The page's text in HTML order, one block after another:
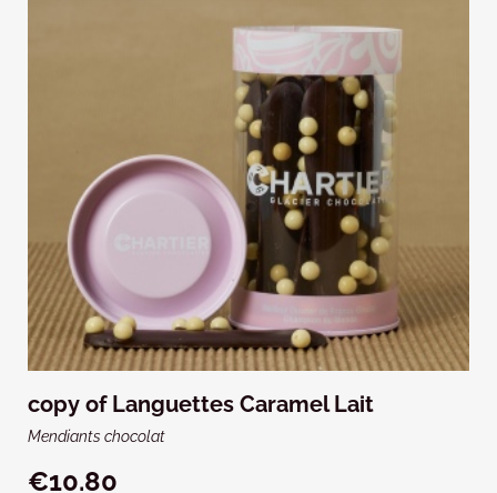
copy of Languettes Caramel Lait
Mendiants chocolat
€10.80